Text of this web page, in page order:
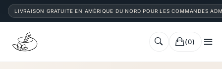
LIVRAISON GRATUITE EN AMÉRIQUE DU NORD POUR LES COMMANDES
(0)